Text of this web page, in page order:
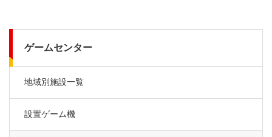
ゲームセンター
地域別施設一覧
設置ゲーム機